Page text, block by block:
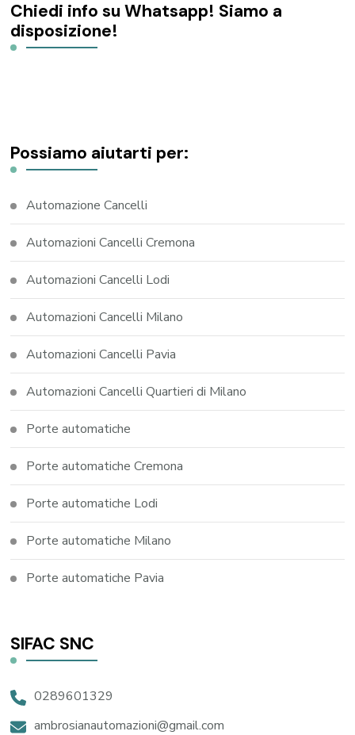
Chiedi info su Whatsapp! Siamo a
disposizione!
Possiamo aiutarti per:
Automazione Cancelli
Automazioni Cancelli Cremona
Automazioni Cancelli Lodi
Automazioni Cancelli Milano
Automazioni Cancelli Pavia
Automazioni Cancelli Quartieri di Milano
Porte automatiche
Porte automatiche Cremona
Porte automatiche Lodi
Porte automatiche Milano
Porte automatiche Pavia
SIFAC SNC
0289601329
ambrosianautomazioni@gmail.com